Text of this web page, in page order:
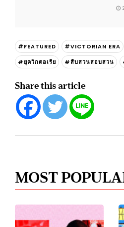
#FEATURED #VICTORIAN ERA
#ยุควิกตอเรีย
#สืบสวนสอบสวน
Share this article
MOST